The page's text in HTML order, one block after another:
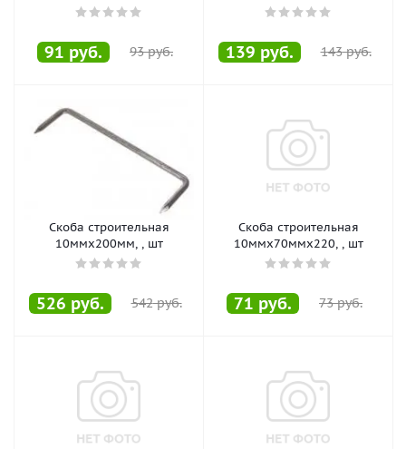
91 руб. 93руб. 139 руб. 143руб.
Скоба строительная
10ммх200мм, , шт
526 руб. 542руб.
Скоба строительная
10ммх70ммх220, , шт
71 руб. 73руб.